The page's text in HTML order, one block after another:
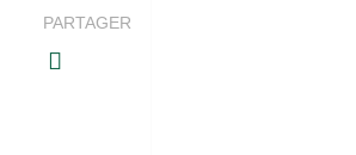
PARTAGER